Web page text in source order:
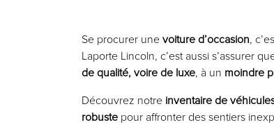
Se procurer une voiture d’occasion,
Laporte Lincoln, c’est aussi s’assurer
de qualité, voire de luxe, à un moindre
Découvrez notre inventaire de
robuste pour affronter des sentiers